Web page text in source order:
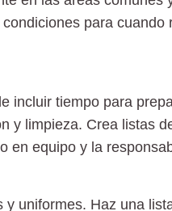
para cuando
incluir tiempo para
y limpieza. Crea listas
en equipo y la
uniformes. Haz una